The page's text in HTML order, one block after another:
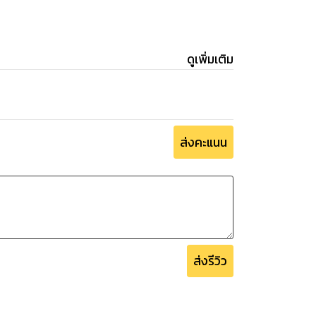
ดูเพิ่มเติม
ส่งคะแนน
ส่งรีวิว